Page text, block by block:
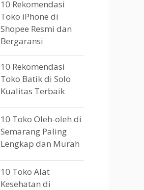
10 Rekomendasi
Toko iPhone di
Shopee Resmi dan
Bergaransi
10 Rekomendasi
Toko Batik di Solo
Kualitas Terbaik
10 Toko Oleh-oleh di
Semarang Paling
Lengkap dan Murah
10 Toko Alat
Kesehatan di